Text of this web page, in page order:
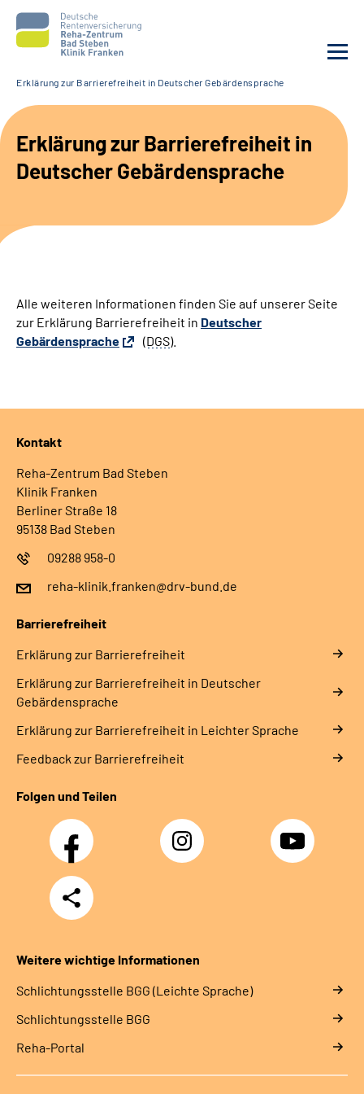
Unsere Klinik
Unsere Angebote
Suche
Erklärung zur Barrierefreiheit in Deutscher Gebärdensprache
Erklärung zur Barrierefreiheit in
Deutscher Gebärdensprache
Alle weiteren Informationen finden Sie auf unserer Seite
zur Erklärung Barrierefreiheit in Deutscher
Gebärdensprache
(DGS).
Kontakt
Reha-Zentrum Bad Steben
Klinik Franken
Berliner Straße 18
95138 Bad Steben
09288 958-0
reha-klinik.franken@drv-bund.de
Barrierefreiheit
Erklärung zur Barrierefreiheit
Erklärung zur Barrierefreiheit in Deutscher
Gebärdensprache
Erklärung zur Barrierefreiheit in Leichter Sprache
Feedback zur Barrierefreiheit
Folgen und Teilen
Facebook Instagram YouTube
Teilen
Weitere wichtige Informationen
Schlich­tungs­stel­le BGG (Leichte Sprache)
Schlich­tungs­stel­le BGG
Reha-Portal